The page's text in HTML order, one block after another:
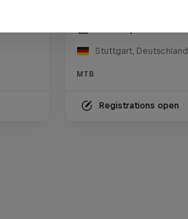
Stuttgart, Deutschland
MTB
Registrations open